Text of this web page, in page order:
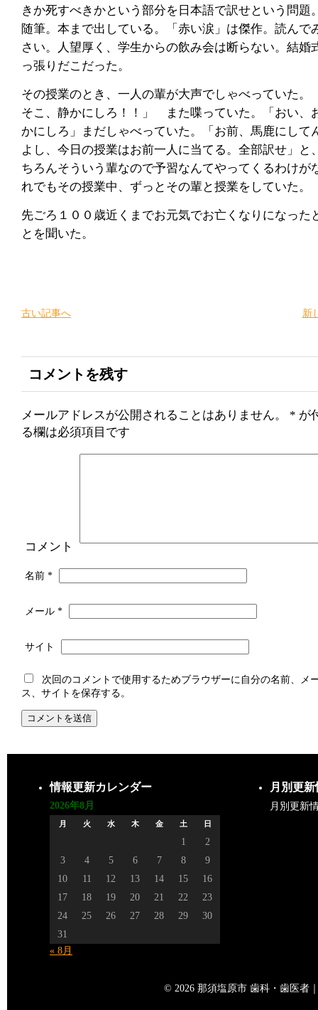
きか死すべきかという部分を日本語で訳せという問題
随筆。本まで出している。「赤い涙」は傑作。読んで
さい。人望厚く、学生からの飲み会は断らない。結婚
っ張りだこだった。
その授業のとき、一人の輩が大声でしゃべっていた。
そこ、静かにしろ！！」 また喋っていた。「おい、
かにしろ」まだしゃべっていた。「お前、馬鹿にして
よし、今日の授業はお前一人に当てる。全部訳せ」と
ちろんそういう輩なので予習なんてやってくるわけが
れでもその授業中、ずっとその輩と授業をしていた。
先ごろ１００歳近くまでお元気でお亡くなりになった
とを聞いた。
古い記事へ 新
コメントを残す
メールアドレスが公開されることはありません。 * が
る欄は必須項目です
コメント
名前 *
メール *
サイト
次回のコメントで使用するためブラウザーに自分の名前、メ
ス、サイトを保存する。
情報更新カレンダー
2026年8月
月 火 水 木 金 土 日
1
2
3
4 5 6 7 8
9
10
11 12 13 14 15
16
17
18 19 20 21 22
23
24
25 26 27 28 29
30
31
« 8月
月別更
月別更新
© 2026 那須塩原市 歯科・歯医者